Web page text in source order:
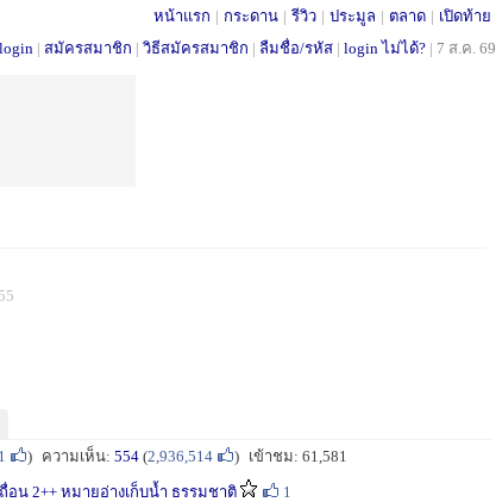
หน้าแรก | กระดาน | รีวิว | ประมูล | ตลาด | เปิดท้าย
login | สมัครสมาชิก | วิธีสมัครสมาชิก | ลืมชื่อ/รหัส | login ไม่ได้? | 7 ส.ค. 69
) ความเห็น: 554 (2,936,514 ) เข้าชม: 61,581
อน 2++ หมายอ่างเก็บน้ำ ธรรมชาติ
1